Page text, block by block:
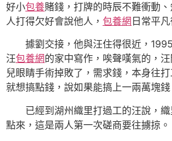
好小包養賭錢，打牌的時辰不難衝動
人打得欠好會說他人， 包養網 日常平
據劉交接，他與汪住得很近，1995
汪包養網的家中寫作，唉聲嘆氣的，
兒眼睛手術掉敗了，需求錢，本身往
就想搞點錢，說如果能搞上一兩萬塊錢
已經到湖州織里打過工的汪說，織
點來，這是兩人第一次磋商要往擄掠。